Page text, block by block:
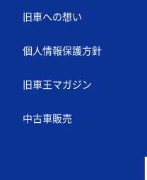
旧車への想い
個人情報保護方針
旧車王マガジン
中古車販売